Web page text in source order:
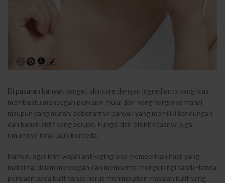
Di pasaran banyak banget skincare dengan ingredients yang bias
membantu mencegah penuaan mulai dari yang harganya mahal
maupun yang murah, sebenarnya banyak yang memiliki kandungan
dan bahan aktif yang serupa. Fungsi dan efektivitasnya juga
umumnya tidak jauh berbeda.
Namun, agar krim wajah anti-aging bisa memberikan hasil yang
maksimal dalam mencegah dan membantu mengurangi tanda-tanda
penuaan pada kulit tanpa harus menimbulkan masalah kulit yang